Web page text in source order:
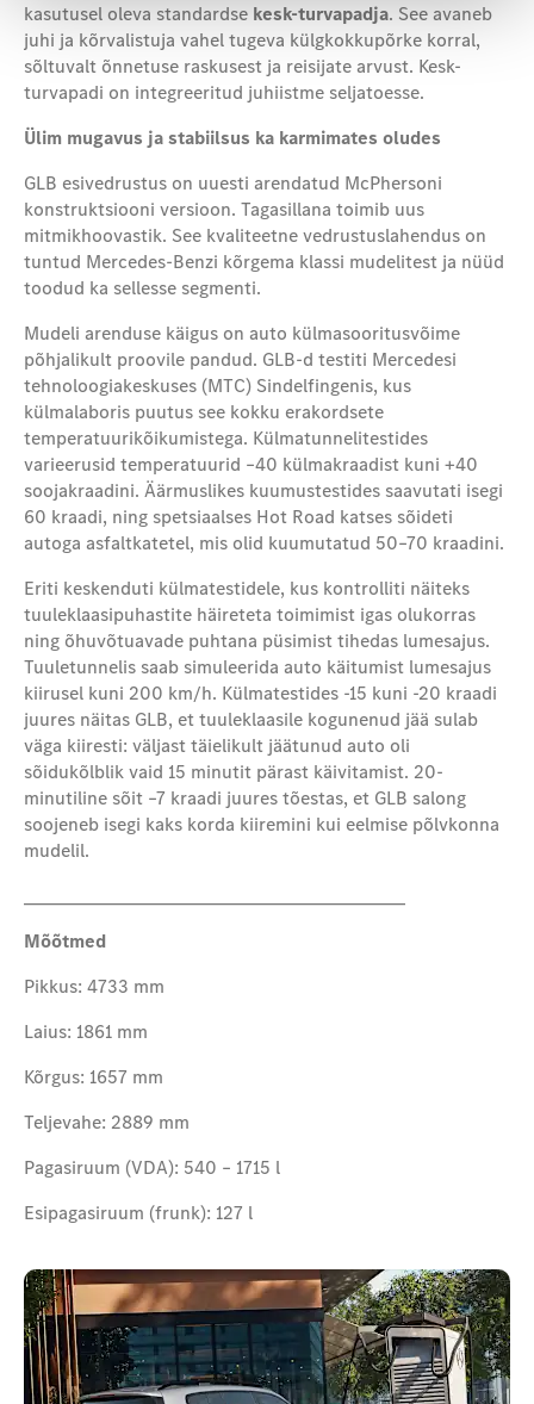
kasutusel oleva standardse kesk-turvapadja. See avaneb
juhi ja kõrvalistuja vahel tugeva külgkokkupõrke korral,
sõltuvalt õnnetuse raskusest ja reisijate arvust. Kesk-
turvapadi on integreeritud juhiistme seljatoesse.
Ülim mugavus ja stabiilsus ka karmimates oludes
GLB esivedrustus on uuesti arendatud McPhersoni
konstruktsiooni versioon. Tagasillana toimib uus
mitmikhoovastik. See kvaliteetne vedrustuslahendus on
tuntud Mercedes-Benzi kõrgema klassi mudelitest ja nüüd
toodud ka sellesse segmenti.
Mudeli arenduse käigus on auto külmasooritusvõime
põhjalikult proovile pandud. GLB-d testiti Mercedesi
tehnoloogiakeskuses (MTC) Sindelfingenis, kus
külmalaboris puutus see kokku erakordsete
temperatuurikõikumistega. Külmatunnelitestides
varieerusid temperatuurid –40 külmakraadist kuni +40
soojakraadini. Äärmuslikes kuumustestides saavutati isegi
60 kraadi, ning spetsiaalses Hot Road katses sõideti
autoga asfaltkatetel, mis olid kuumutatud 50–70 kraadini.
Eriti keskenduti külmatestidele, kus kontrolliti näiteks
tuuleklaasipuhastite häireteta toimimist igas olukorras
ning õhuvõtuavade puhtana püsimist tihedas lumesajus.
Tuuletunnelis saab simuleerida auto käitumist lumesajus
kiirusel kuni 200 km/h. Külmatestides -15 kuni -20 kraadi
juures näitas GLB, et tuuleklaasile kogunenud jää sulab
väga kiiresti: väljast täielikult jäätunud auto oli
sõidukõlblik vaid 15 minutit pärast käivitamist. 20-
minutiline sõit –7 kraadi juures tõestas, et GLB salong
soojeneb isegi kaks korda kiiremini kui eelmise põlvkonna
mudelil.
Mõõtmed
Pikkus: 4733 mm
Laius: 1861 mm
Kõrgus: 1657 mm
Teljevahe: 2889 mm
Pagasiruum (VDA): 540 – 1715 l
Esipagasiruum (frunk): 127 l